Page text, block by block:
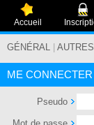
Accueil
GÉNÉRAL AUTRES
ME CONNECTER
Pseudo